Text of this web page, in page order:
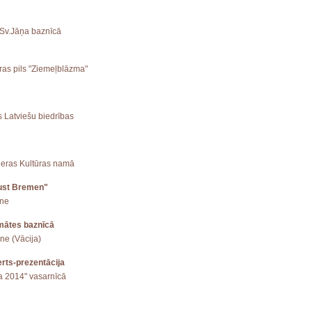
baznīcā
pils "Ziemeļblāzma"
Latviešu biedrības
Kultūras namā
Bremen"
baznīcā
(Vācija)
prezentācija
2014" vasarnīcā